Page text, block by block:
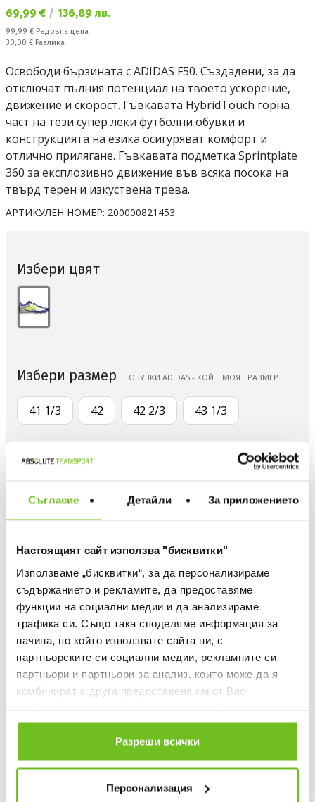
Съгласие Детайли За приложението
Настоящият сайт използва "бисквитки"
Използваме „бисквитки“, за да персонализираме
съдържанието и рекламите, да предоставяме
функции на социални медии и да анализираме
трафика си. Също така споделяме информация за
начина, по който използвате сайта ни, с
партньорските си социални медии, рекламните си
партньори и партньори за анализ, които може да я
комбинират с друга предоставена им от Вас
ползването от Ваша страна на услугите им.
Разреши всички
Персонализация
Текуща цена:
69,99 € / 136,89 лв.
Редовна цена:
99,99 € Редовна цена
Спестявате:
30,00 € Разлика
Освободи бързината с ADIDAS F50. Създадени, за да
отключат пълния потенциал на твоето ускорение,
движение и скорост. Гъвкавата HybridTouch горна
част на тези супер леки футболни обувки и
конструкцията на езика осигуряват комфорт и
отлично прилягане. Гъвкавата подметка Sprintplate
360 за експлозивно движение във всяка посока на
твърд терен и изкуствена трева.
АРТИКУЛЕН НОМЕР: 200000821453
Избери цвят
Избери размер ОБУВКИ ADIDAS - КОЙ Е МОЯТ РАЗМЕР
41 1/3 42 42 2/3 43 1/3
ДОБАВИ В ЛЮБИМИ
БЕЗПЛАТНА ДОСТАВКА НАД 50 €.
30 ДНИ БЕЗПЛАТНО ВРЪЩАНЕ
КУПИ НА КРЕДИТ
Информация за продукта
Описание
Доставка
Наличност в магазините